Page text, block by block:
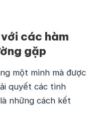
các hàm
gặp
một mình mà được
quyết các tình
những cách kết